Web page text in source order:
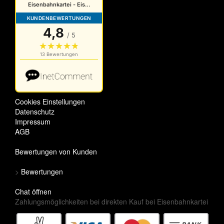
Cookies Einstellungen
Datenschutz
Impressum
AGB
Bewertungen von Kunden
> Bewertungen
Chat öffnen
Zahlungsmöglichkeiten bei direkten Kauf bei Eisenbahnkartei